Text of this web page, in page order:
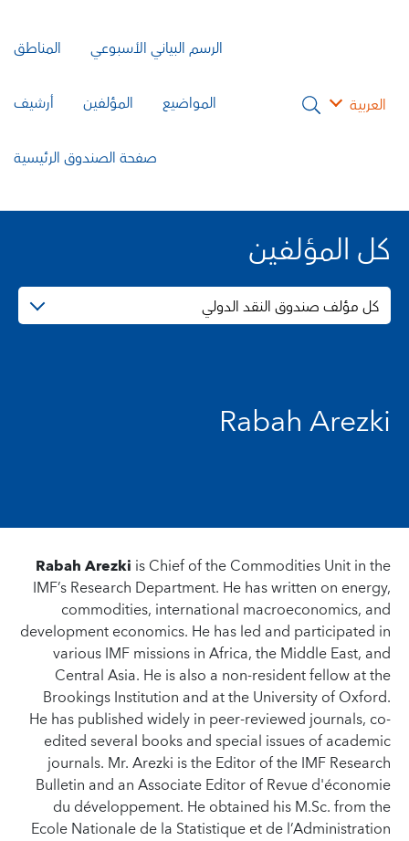
العربية
الرسم البياني الأسبوعي المناطق
المواضيع المؤلفين أرشيف
صفحة الصندوق الرئيسية
كل المؤلفين
كل مؤلف صندوق النقد الدولي
Rabah Arezki
Rabah Arezki is Chief of the Commodities Unit in the
IMF’s Research Department. He has written on energy,
commodities, international macroeconomics, and
development economics. He has led and participated in
various IMF missions in Africa, the Middle East, and
Central Asia. He is also a non-resident fellow at the
Brookings Institution and at the University of Oxford.
He has published widely in peer-reviewed journals, co-
edited several books and special issues of academic
journals. Mr. Arezki is the Editor of the IMF Research
Bulletin and an Associate Editor of Revue d'économie
du développement. He obtained his M.Sc. from the
Ecole Nationale de la Statistique et de l’Administration